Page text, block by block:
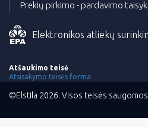
Prekių pirkimo - pardavimo
Elektronikos atliekų
Atšaukimo teisė
Atsisakymo teisės forma
©Elstila 2026. Visos teisės saugomos